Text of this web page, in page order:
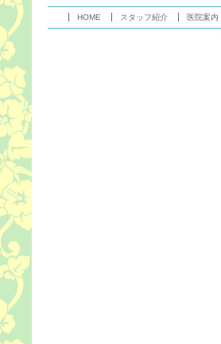
HOME スタッフ紹介 医院案内